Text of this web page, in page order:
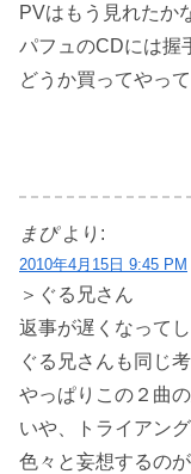
PVはもう見れたか
パフュのCDには握
どうか買ってやっ
まぴ より:
2010年4月15日 9:45 PM
＞ぐる兄さん
返事が遅くなって
ぐる兄さんも同じ
やっぱりこの２曲
いや、トライアン
色々と妄想するの